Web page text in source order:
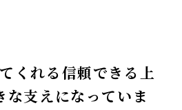
くれる信頼できる上
な支えになっていま